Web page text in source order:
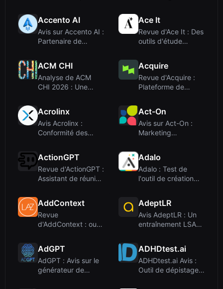
Accento AI
Avis sur Accento AI :
Partenaire de
Ace It
Revue d'Ace It : Des
outils d'étude
ACM CHI
Analyse de ACM
CHI 2026 : Une
Acquire
Revue d'Acquire :
Plateforme de
Acrolinx
Avis Acrolinx :
Conformité des
Act-On
Avis sur Act-On :
Marketing
ActionGPT
Revue d'ActionGPT :
Assistant de réunion
Adalo
Adalo : Test de
l'outil de création
AddContext
Revue
d'AddContext : outil
AdeptLR
Avis AdeptLR : Un
entraînement LSAT
AdGPT
AdGPT : Avis sur le
générateur de
ADHDtest.ai
ADHDtest.ai Avis :
Outil de dépistage